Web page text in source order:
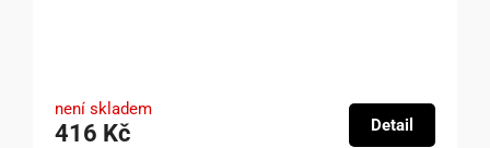
není skladem
416 Kč Detail